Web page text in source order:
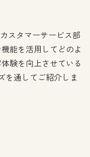
スタマーサービス部
能を活用してどのよ
験を向上させている
を通してご紹介しま